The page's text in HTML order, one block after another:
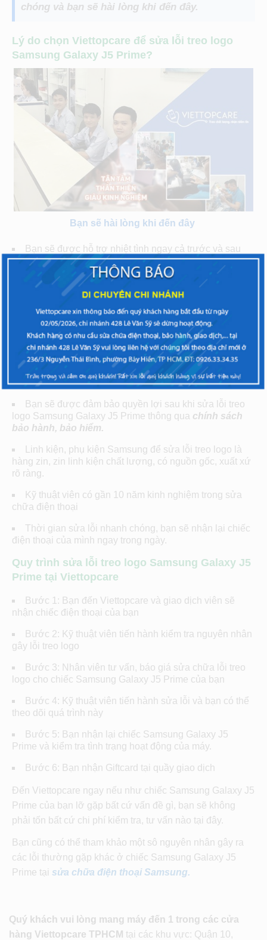
chóng và bạn sẽ hài lòng khi đến đây.
Lý do chọn Viettopcare để sửa lỗi treo logo
Samsung Galaxy J5 Prime?
Bạn sẽ hài lòng khi đến đây
Bạn sẽ được hỗ trợ nhiệt tình ngay cả trước và sau
khi sửa chữa điện thoại tại đây.
Bạn sẽ nhận Giftcard trị giá tới 150.000 khi sửa lỗi
chữa nếu là học sinh, sinh viên, tài xế Grab, Uber.
Bạn sẽ không phải tốn bất cứ chi phí kiểm tra, tư vấn
nào trên chiếc Samsung Galaxy J5 Prime
Bạn sẽ được thoải mái khiếu nại mọi khó khăn khi
đem máy sửa lỗi treo logo tại Viettopcare
Bạn sẽ được đảm bảo quyền lợi sau khi sửa lỗi treo
logo Samsung Galaxy J5 Prime thông qua chính sách
bảo hành, bảo hiểm.
Linh kiện, phụ kiện Samsung để sửa lỗi treo logo là
hàng zin, zin linh kiện chất lượng, có nguồn gốc, xuất xứ
rõ ràng.
Kỹ thuật viên có gần 10 năm kinh nghiệm trong sửa
chữa điện thoại
Thời gian sửa lỗi nhanh chóng, bạn sẽ nhận lại chiếc
điện thoại của mình ngay trong ngày.
Quy trình sửa lỗi treo logo Samsung Galaxy J5
Prime tại Viettopcare
Bước 1: Bạn đến Viettopcare và giao dịch viên sẽ
nhận chiếc điện thoại của bạn
Bước 2: Kỹ thuật viên tiến hành kiểm tra nguyên nhân
gây lỗi treo logo
Bước 3: Nhân viên tư vấn, báo giá sửa chữa lỗi treo
logo cho chiếc Samsung Galaxy J5 Prime của bạn
Bước 4: Kỹ thuật viên tiến hành sửa lỗi và bạn có thể
theo dõi quá trình này
Bước 5: Bạn nhận lại chiếc Samsung Galaxy J5
Prime và kiểm tra tình trạng hoạt động của máy.
Bước 6: Bạn nhận Giftcard tại quầy giao dịch
Đến Viettopcare ngay nếu như chiếc Samsung Galaxy J5
Prime của bạn lỡ gặp bất cứ vấn đề gì, bạn sẽ không
phải tốn bất cứ chi phí kiểm tra, tư vấn nào tại đây.
Bạn cũng có thể tham khảo một sô nguyên nhân gây ra
các lỗi thường gặp khác ở chiếc Samsung Galaxy J5
Prime tại sửa chữa điện thoại Samsung.
Quý khách vui lòng mang máy đến 1 trong các cửa
hàng Viettopcare TPHCM tại các khu vực: Quận 10,